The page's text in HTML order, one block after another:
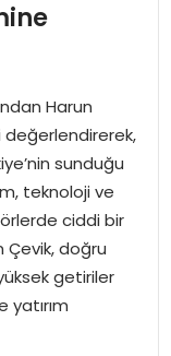
Harun
sunduğu
teknoloji ve
ciddi bir
doğru
getiriler
yatırım